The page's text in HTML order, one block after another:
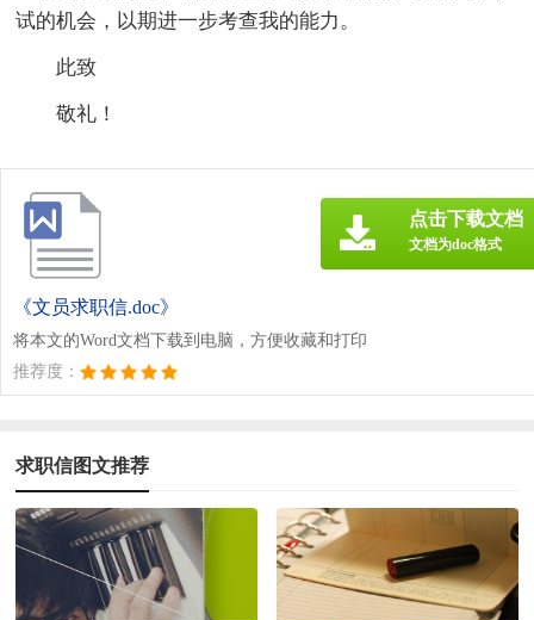
试的机会，以期进一步考查我的能力。
此致
敬礼！
《文员求职信.doc》
将本文的Word文档下载到电脑，方便收藏和打印
推荐度：
点击下载文档
文档为doc格式
求职信图文推荐